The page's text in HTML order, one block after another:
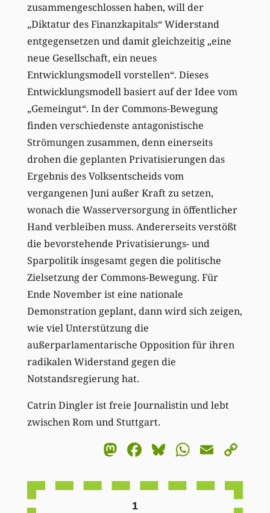
zusammengeschlossen haben, will der
„Diktatur des Finanzkapitals“ Widerstand
entgegensetzen und damit gleichzeitig „eine
neue Gesellschaft, ein neues
Entwicklungsmodell vorstellen“. Dieses
Entwicklungsmodell basiert auf der Idee vom
„Gemeingut“. In der Commons-Bewegung
finden verschiedenste antagonistische
Strömungen zusammen, denn einerseits
drohen die geplanten Privatisierungen das
Ergebnis des Volksentscheids vom
vergangenen Juni außer Kraft zu setzen,
wonach die Wasserversorgung in öffentlicher
Hand verbleiben muss. Andererseits verstößt
die bevorstehende Privatisierungs- und
Sparpolitik insgesamt gegen die politische
Zielsetzung der Commons-Bewegung. Für
Ende November ist eine nationale
Demonstration geplant, dann wird sich zeigen,
wie viel Unterstützung die
außerparlamentarische Opposition für ihren
radikalen Widerstand gegen die
Notstandsregierung hat.
Catrin Dingler ist freie Journalistin und lebt
zwischen Rom und Stuttgart.
Mastodon
Facebook
BlueskyEmail
1